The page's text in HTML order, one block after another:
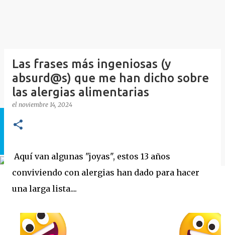
Las frases más ingeniosas (y
absurd@s) que me han dicho sobre
las alergias alimentarias
el noviembre 14, 2024
Aquí van algunas "joyas", estos 13 años
conviviendo con alergias han dado para hacer
una larga lista....